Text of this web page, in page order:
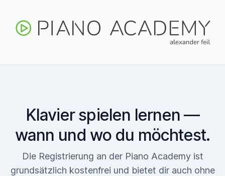
Klavier spielen lernen —
wann und wo du möchtest.
Die Registrierung an der Piano Academy ist
grundsätzlich kostenfrei und bietet dir auch ohne